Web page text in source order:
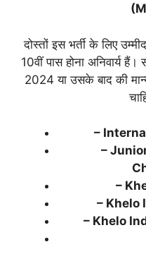
दोस्तों इस भर्ती के लिए
10वीं पास होना अनिवार्य
2024 या उसके बाद की
–
–
–
– Khelo
– Khelo